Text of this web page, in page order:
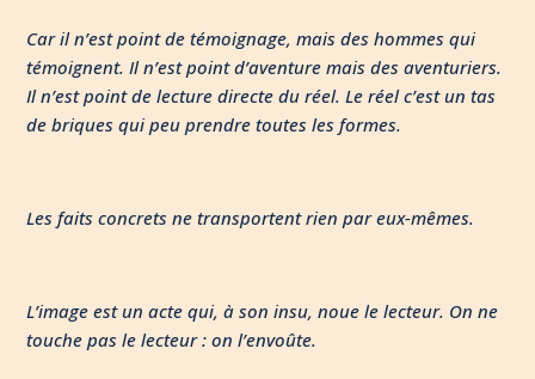
Car il n’est point de témoignage, mais des hommes qui
témoignent. Il n’est point d’aventure mais des aventuriers.
Il n’est point de lecture directe du réel. Le réel c’est un tas
de briques qui peu prendre toutes les formes.
Les faits concrets ne transportent rien par eux-mêmes.
L’image est un acte qui, à son insu, noue le lecteur. On ne
touche pas le lecteur : on l’envoûte.